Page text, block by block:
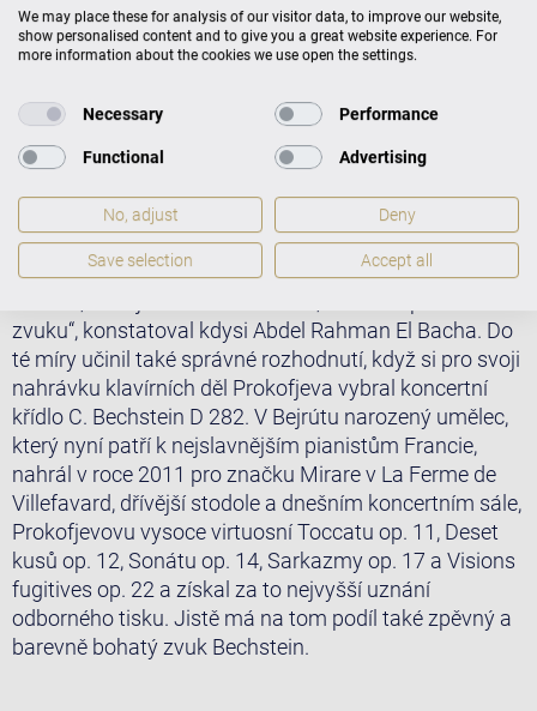
„Nástroj Bechstein jsem vždy miloval, kvůli jeho
zvuku“, konstatoval kdysi Abdel Rahman El Bacha. Do
té míry učinil také správné rozhodnutí, když si pro svoji
nahrávku klavírních děl Prokofjeva vybral koncertní
křídlo C. Bechstein D 282. V Bejrútu narozený umělec,
který nyní patří k nejslavnějším pianistům Francie,
nahrál v roce 2011 pro značku Mirare v La Ferme de
Villefavard, dřívější stodole a dnešním koncertním sále,
Prokofjevovu vysoce virtuosní Toccatu op. 11, Deset
kusů op. 12, Sonátu op. 14, Sarkazmy op. 17 a Visions
fugitives op. 22 a získal za to nejvyšší uznání
odborného tisku. Jistě má na tom podíl také zpěvný a
barevně bohatý zvuk Bechstein.
We may place these for analysis of our visitor data, to improve our website,
show personalised content and to give you a great website experience. For
more information about the cookies we use open the settings.
Necessary Performance
Functional Advertising
No, adjust Deny
Save selection Accept all